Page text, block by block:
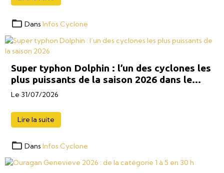
Dans Infos Cyclone
Super typhon Dolphin : l’un des cyclones les
plus puissants de la saison 2026 dans le
Pacifique Ouest
Le 31/07/2026
Lire la suite
Dans Infos Cyclone